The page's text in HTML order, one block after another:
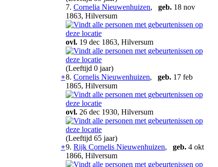
7. Cornelia Nieuwenhuizen, geb. 18 nov
1863, Hilversum
ovl. 19 dec 1863, Hilversum
(Leeftijd 0 jaar)
+8. Cornelis Nieuwenhuizen, geb. 17 feb
1865, Hilversum
ovl. 26 dec 1930, Hilversum
(Leeftijd 65 jaar)
+9. Rijk Cornelis Nieuwenhuizen, geb. 4 okt
1866, Hilversum